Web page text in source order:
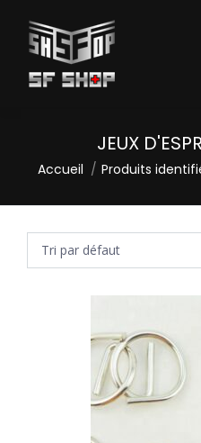
JEUX
Vous êtes ici :
Accueil Produits